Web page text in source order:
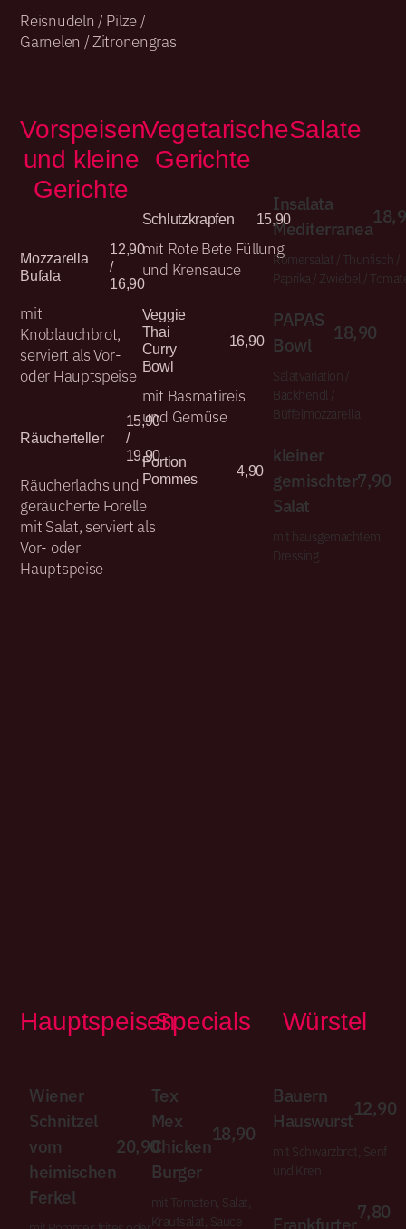
Reisnudeln / Pilze /
Garnelen / Zitronengras
Vorspeisen
und kleine
Gerichte
Mozzarella
Bufala
12,90
/
16,90
mit
Knoblauchbrot,
serviert als Vor-
oder Hauptspeise
Räucherteller
15,90
/
19,90
Räucherlachs und
geräucherte Forelle
mit Salat, serviert als
Vor- oder
Hauptspeise
Vegetarische
Gerichte
Schlutzkrapfen 15,90
mit Rote Bete Füllung
und Krensauce
Veggie
Thai
Curry
Bowl
16,90
mit Basmatireis
und Gemüse
Portion
Pommes
4,90
Salate
Insalata
Mediterranea
Römersalat / Thunfisch /
Paprika / Zwiebel /
PAPAS
Bowl
18,90
Salatvariation /
Backhendl /
Büffelmozzarella
kleiner
gemischter
Salat
7,90
mit hausgemachtem
Dressing
Hauptspeisen
Wiener
Schnitzel
vom
heimischen
Ferkel
20,90
Specials
Tex
Mex
Chicken
Burger
18,90
mit Tomaten, Salat,
Krautsalat, Sauce
Würstel
Bauern
Hauswurst
12,90
mit Schwarzbrot, Senf
und Kren
Frankfurter
7,80